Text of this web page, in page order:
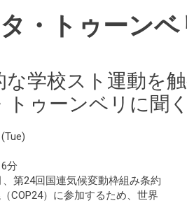
・トゥーンベ
な学校スト運動を
トゥーンベリに聞
分
、第24回国連気候変動枠組み条約
COP24）に参加するため、世界